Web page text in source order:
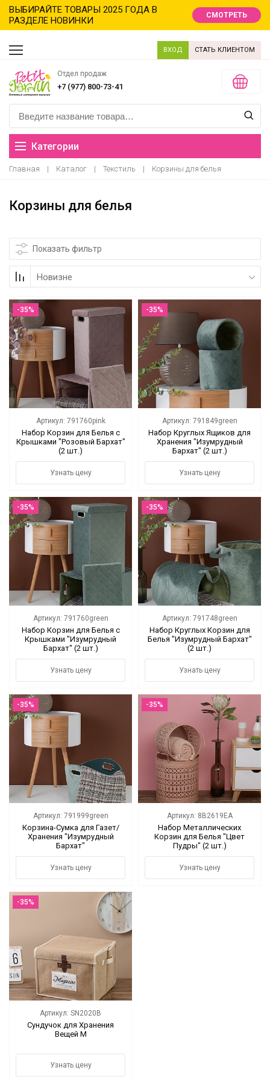
ВЫБИРАЙТЕ ТОВАРЫ 2025 ГОДА В
РАЗДЕЛЕ НОВИНКИ
СМОТРЕТЬ
ВХОД СТАТЬ КЛИЕНТОМ
Отдел продаж
+7 (977) 800-73-41
Категории
Новинки
Хиты продаж
Коллекции
Мебель
Ванная комната
Свет
Текстиль
Ароматы
Кролики, к Пасхе
Аксессуары
Упаковка
Цветы
Новый год
НОВЫЙ ГОД НОВИНКИ
Распродажа
! СКИДКА НА ТОВАР !
Кролики
Главная | Каталог | Текстиль | Корзины для белья
Корзины для белья
Показать фильтр
Новизне
-35%
Артикул: 791760pink
Набор Корзин для Белья с
Крышками "Розовый Бархат"
(2 шт.)
Узнать цену
-35%
Артикул: 791849green
Набор Круглых Ящиков для
Хранения "Изумрудный
Бархат" (2 шт.)
Узнать цену
-35%
Артикул: 791760green
Набор Корзин для Белья с
Крышками "Изумрудный
Бархат" (2 шт.)
Узнать цену
-35%
Артикул: 791748green
Набор Круглых Корзин для
Белья "Изумрудный Бархат"
(2 шт.)
Узнать цену
-35%
Артикул: 791999green
Корзина-Сумка для Газет/
Хранения "Изумрудный
Бархат"
Узнать цену
-35%
Артикул: 8B2619EA
Набор Металлических
Корзин для Белья "Цвет
Пудры" (2 шт.)
Узнать цену
-35%
Артикул: SN2020B
Сундучок для Хранения
Вещей M
Узнать цену